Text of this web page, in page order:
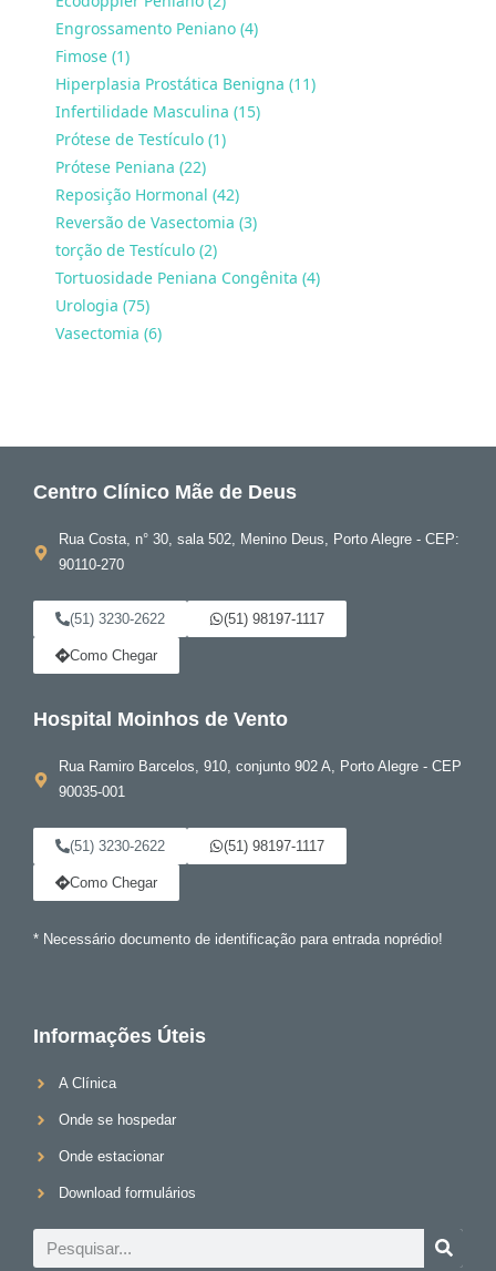
Engrossamento Peniano (4)
Fimose (1)
Hiperplasia Prostática Benigna (11)
Infertilidade Masculina (15)
Prótese de Testículo (1)
Prótese Peniana (22)
Reposição Hormonal (42)
Reversão de Vasectomia (3)
torção de Testículo (2)
Tortuosidade Peniana Congênita (4)
Urologia (75)
Vasectomia (6)
Centro Clínico Mãe de Deus
Rua Costa, n° 30, sala 502, Menino Deus, Porto Alegre - CEP:
90110-270
(51) 3230-2622 (51) 98197-1117
Como Chegar
Hospital Moinhos de Vento
Rua Ramiro Barcelos, 910, conjunto 902 A, Porto Alegre - CEP
90035-001
(51) 3230-2622 (51) 98197-1117
Como Chegar
* Necessário documento de identificação para entrada noprédio!
Informações Úteis
A Clínica
Onde se hospedar
Onde estacionar
Download formulários